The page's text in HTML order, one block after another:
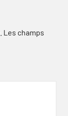
Les champs